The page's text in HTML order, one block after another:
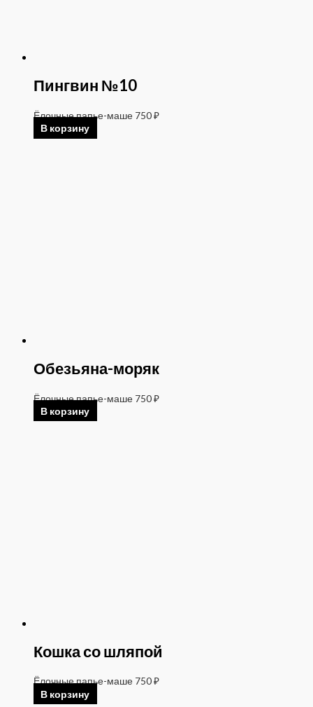
Пингвин №10
Ёлочные папье-маше 750₽
В корзину
Обезьяна-моряк
Ёлочные папье-маше 750₽
В корзину
Кошка со шляпой
Ёлочные папье-маше 750₽
В корзину